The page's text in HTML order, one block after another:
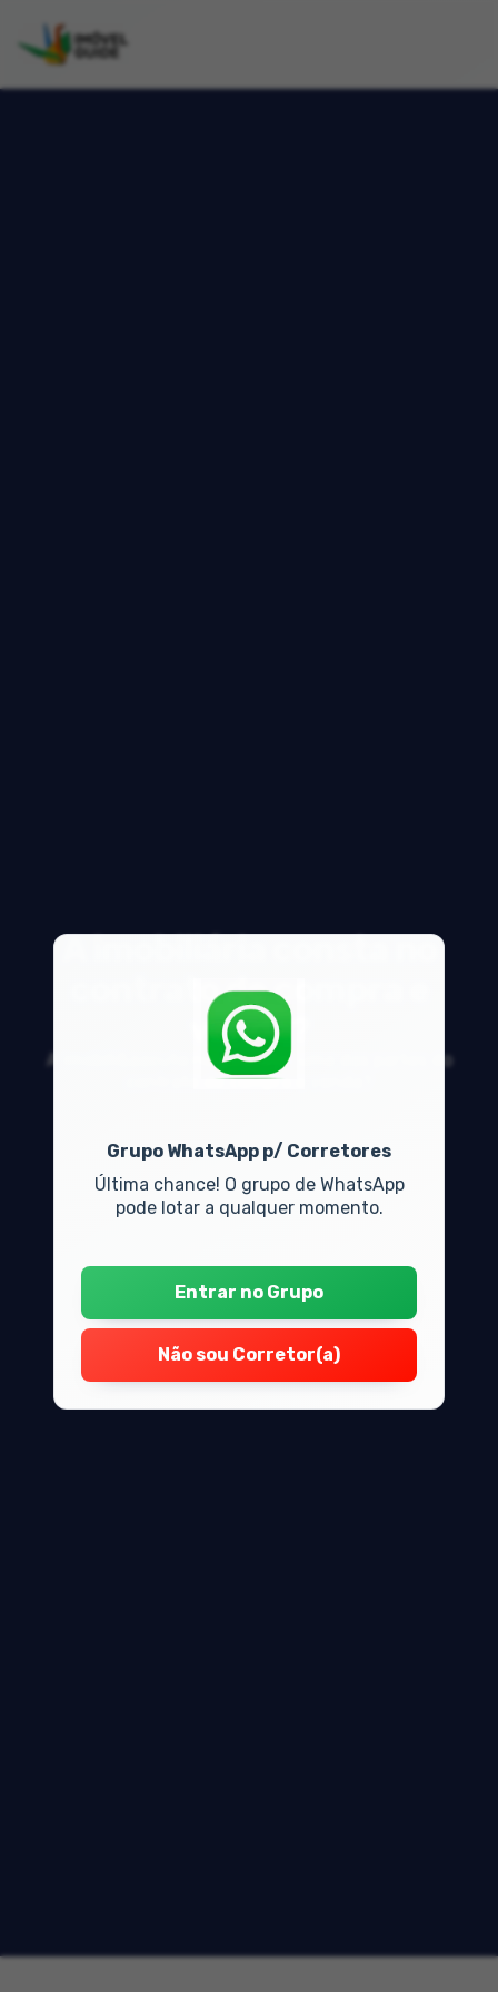
Grupo WhatsApp p/ Corretores
Última chance! O grupo de WhatsApp
pode lotar a qualquer momento.
Entrar no Grupo
Não sou Corretor(a)
A imobiliária consta no
contrato de compra e
venda?
A imobili&aacute;ria &eacute; uma das partes do
contrato de compra e venda?